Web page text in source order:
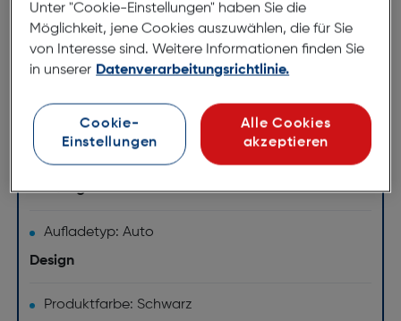
Auto-Ladegerät für iPhone und iPad vereint
elegantes Design mit der hervorragenden Qualität.
Ein integrierter intelligenter Chip misst die exakte für
einen optimalen Ladevorgang erforderliche
entsprechend.
Technische Daten
Leistungen
Aufladetyp: Auto
Design
Produktfarbe: Schwarz
Unter "Cookie-Einstellungen" haben Sie die
Möglichkeit, jene Cookies auszuwählen, die für Sie
von Interesse sind. Weitere Informationen finden Sie
in unserer Datenverarbeitungsrichtlinie.
Cookie-
Einstellungen
Alle Cookies
akzeptieren